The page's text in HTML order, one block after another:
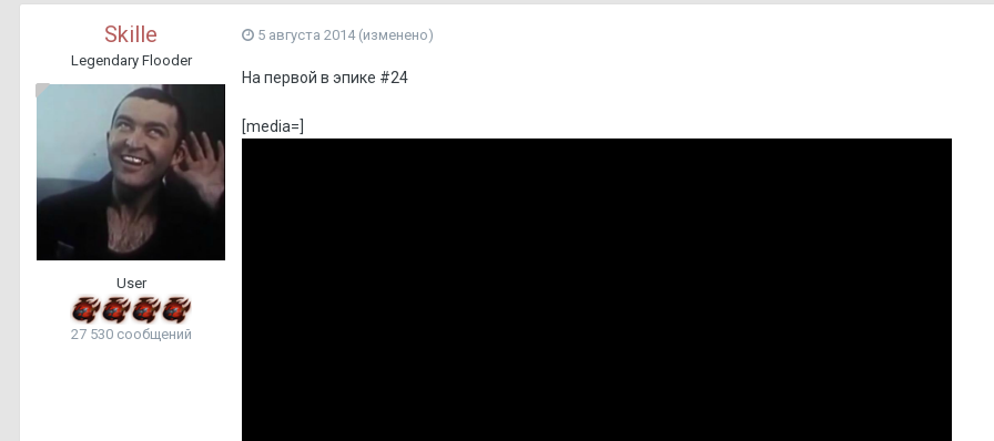
Skille
Legendary Flooder
User
27 530 сообщений
5 августа 2014 (изменено)
На первой в эпике #24
[media=]